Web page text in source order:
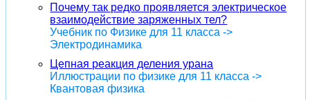
Почему так редко проявляется электрическое
взаимодействие заряженных тел?
Учебник по Физике для 11 класса ->
Электродинамика
Цепная реакция деления урана
Иллюстрации по физике для 11 класса ->
Квантовая физика